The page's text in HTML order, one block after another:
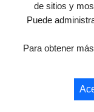
© residuos.com -
Condiciones de uso|
Muebles de terraza y
de sitios y
Puede
Para obtener